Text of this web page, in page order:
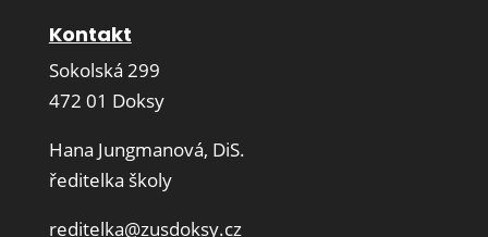
Kontakt
Sokolská 299
472 01 Doksy
Hana Jungmanová, DiS.
ředitelka školy
reditelka@zusdoksy.cz